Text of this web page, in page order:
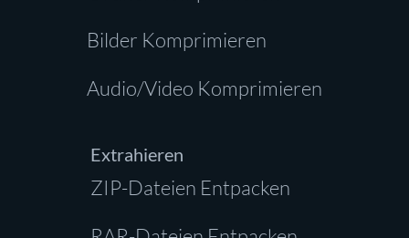
Bilder Komprimieren
Audio/Video Komprimieren
Extrahieren
ZIP-Dateien Entpacken